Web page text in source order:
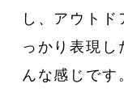
し、アウトド
っかり表現し
んな感じです